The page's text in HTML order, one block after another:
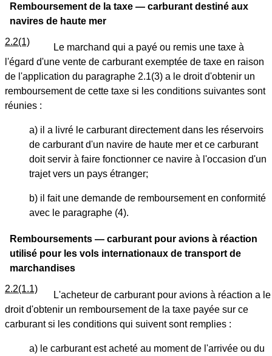
Remboursement de la taxe — carburant destiné aux
navires de haute mer
2.2(1)
Le marchand qui a payé ou remis une taxe à
l'égard d'une vente de carburant exemptée de taxe en raison
de l'application du paragraphe 2.1(3) a le droit d'obtenir un
remboursement de cette taxe si les conditions suivantes sont
réunies :
a) il a livré le carburant directement dans les réservoirs
de carburant d'un navire de haute mer et ce carburant
doit servir à faire fonctionner ce navire à l'occasion d'un
trajet vers un pays étranger;
b) il fait une demande de remboursement en conformité
avec le paragraphe (4).
Remboursements — carburant pour avions à réaction
utilisé pour les vols internationaux de transport de
marchandises
2.2(1.1)
L'acheteur de carburant pour avions à réaction a le
droit d'obtenir un remboursement de la taxe payée sur ce
carburant si les conditions qui suivent sont remplies :
a) le carburant est acheté au moment de l'arrivée ou du